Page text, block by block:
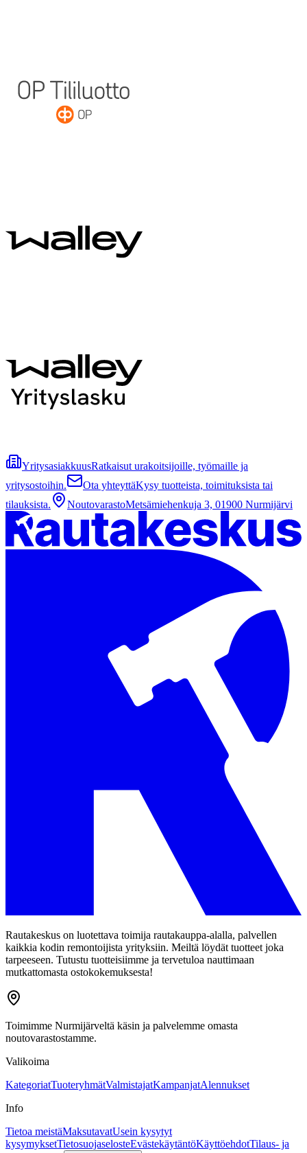
YritysasiakkuusRatkaisut urakoitsijoille, työmaille ja
yritysostoihin.
Ota yhteyttäKysy tuotteista, toimituksista tai
tilauksista.
NoutovarastoMetsämiehenkuja 3, 01900 Nurmijärvi
Rautakeskus on luotettava toimija rautakauppa-alalla, palvellen
kaikkia kodin remontoijista yrityksiin. Meiltä löydät tuotteet joka
tarpeeseen. Tutustu tuotteisiimme ja tervetuloa nauttimaan
mutkattomasta ostokokemuksesta!
Toimimme Nurmijärveltä käsin ja palvelemme omasta
noutovarastostamme.
Valikoima
KategoriatTuoteryhmätValmistajatKampanjatAlennukset
Info
Tietoa meistäMaksutavatUsein kysytyt
kysymyksetTietosuojaselosteEvästekäytäntöKäyttöehdotTilaus- ja